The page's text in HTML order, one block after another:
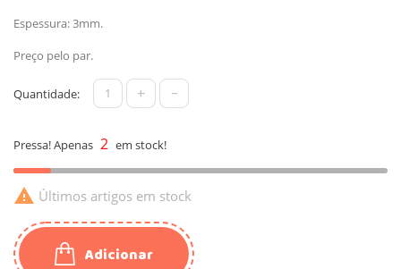
Espessura: 3mm.
Preço pelo par.
Quantidade: + -
Pressa! Apenas 2 em stock!
 Últimos artigos em stock
Adicionar